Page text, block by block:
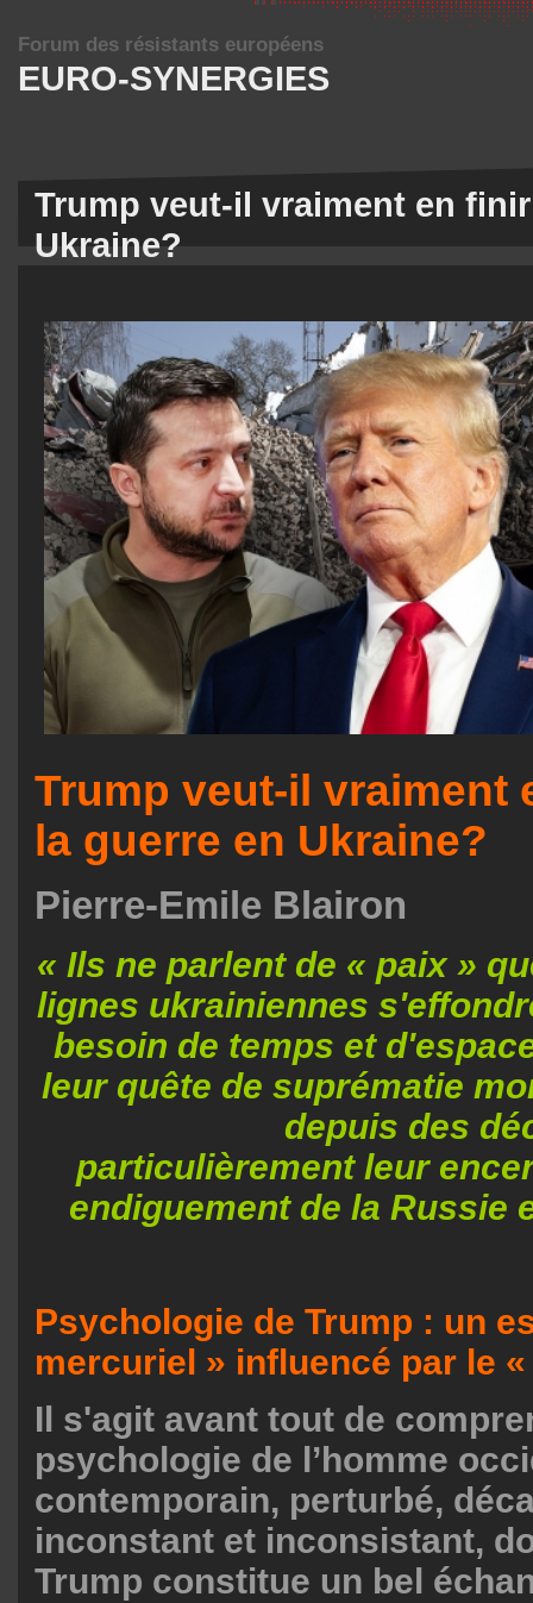
EURO-SYNERGIES
Forum des résistants européens
Trump veut-il vraiment en
Ukraine?
Trump veut-il vraiment
la guerre en Ukraine?
Pierre-Emile Blairon
« Ils ne parlent de « paix »
lignes ukrainiennes
besoin de temps et
leur quête de suprématie
depuis des
particulièrement leur
endiguement de la Russie
Psychologie de Trump : un
mercuriel » influencé par le
Il s'agit avant tout de
psychologie de l’homme
contemporain, perturbé,
inconstant et inconsistant,
Trump constitue un bel